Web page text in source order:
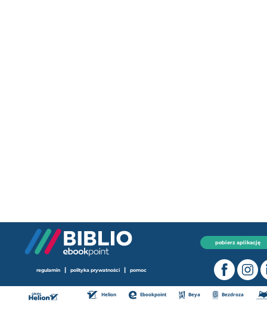
pobierz aplikację
regulamin | polityka prywatności | pomoc
Helion Ebookpoint Beya Bezdroza